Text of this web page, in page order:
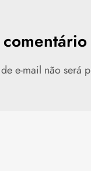
e-mail não será